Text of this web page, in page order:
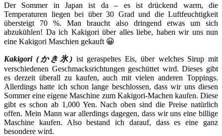
Der Sommer in Japan ist da – es ist drückend warm, die
Temperaturen liegen bei über 30 Grad und die Luftfeuchtigkeit
übersteigt 70 %. Man braucht also dringend etwas um sich
abzukühlen! Da ich Kakigori über alles liebe, haben wir uns nun
eine Kakigori Maschien gekauft 😀
Kakigori (かき氷)ist geraspeltes Eis, über welches Sirup mit
verschiedenen Geschmacksrichtungen geschüttet wird. Dieses gibt
es derzeit überall zu kaufen, auch mit vielen anderen Toppings.
Allerdings hatte ich schon lange beschlossen, dass wir uns diesen
Sommer eine eigene Maschine zum Kakigori-Machen kaufen. Diese
gibt es schon ab 1,000 Yen. Nach oben sind die Preise natürlich
offen. Mein Mann war allerdings dagegen, dass wir uns eine billige
Maschine kaufen. Also bestand ich darauf, dass es eine ganz
besondere wird.